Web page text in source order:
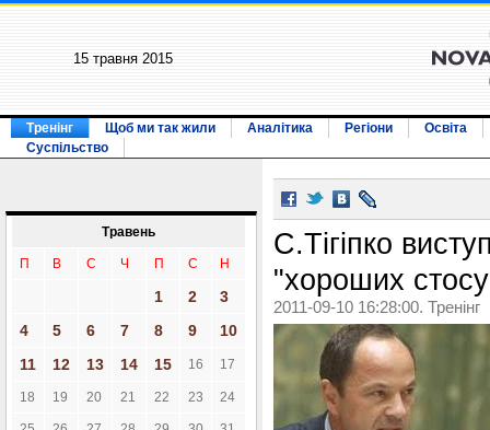
15 травня 2015
Тренінг Щоб ми так жили Аналітика Регіони
Освіта
Суспільство
Травень
П В С Ч П С Н
1 2
3
4
5 6 7 8 9
10
11
12 13 14 15 16 17
18 19 20 21 22 23 24
С.Тігіпко
"хороших
2011-09-10 16:28:00. Тренінг